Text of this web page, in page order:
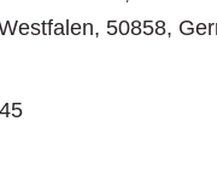
, 50858,